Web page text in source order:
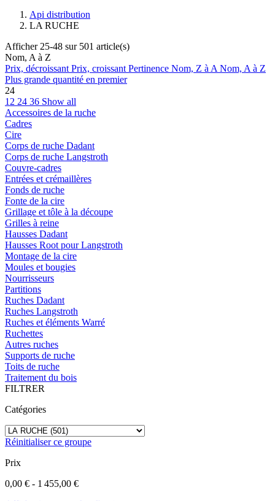
Api distribution
LA RUCHE
Afficher 25-48 sur 501 article(s)
Nom, A à Z
Prix, décroissant Prix, croissant Pertinence Nom, Z à A Nom, A à Z
Plus grande quantité en premier
24
12 24 36 Show all
Accessoires de la ruche
Cadres
Cire
Corps de ruche Dadant
Corps de ruche Langstroth
Couvre-cadres
Entrées et crémaillères
Fonds de ruche
Fonte de la cire
Grillage et tôle à la découpe
Grilles à reine
Hausses Dadant
Hausses Root pour Langstroth
Montage de la cire
Moules et bougies
Nourrisseurs
Partitions
Ruches Dadant
Ruches Langstroth
Ruches et éléments Warré
Ruchettes
Autres ruches
Supports de ruche
Toits de ruche
Traitement du bois
FILTRER
Catégories
Réinitialiser ce groupe
Prix
0,00 € - 1 455,00 €